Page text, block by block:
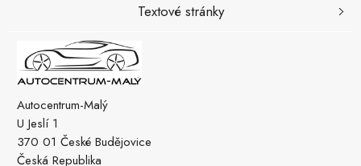
Autocentrum-Malý
U Jeslí 1
370 01 České Budějovice
Česká Republika
Textové stránky